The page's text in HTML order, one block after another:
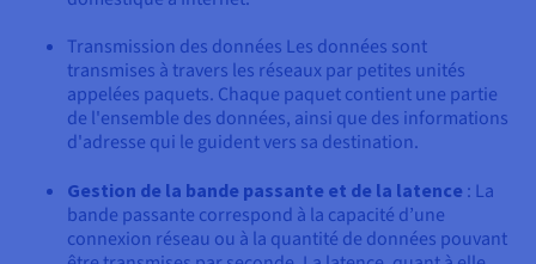
Transmission des données Les données sont
transmises à travers les réseaux par petites unités
appelées paquets. Chaque paquet contient une partie
de l'ensemble des données, ainsi que des informations
d'adresse qui le guident vers sa destination.
Gestion de la bande passante et de la latence : La
bande passante correspond à la capacité d’une
connexion réseau ou à la quantité de données pouvant